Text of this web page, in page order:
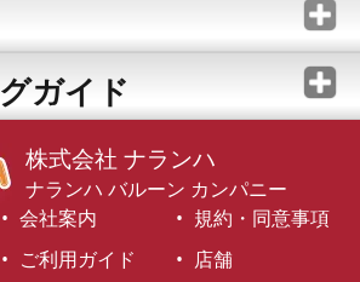
ガイド
株式会社 ナランハ
ナランハ バルーン カンパニー
会社案内
規約・同意事項
ご利用ガイド 店舗